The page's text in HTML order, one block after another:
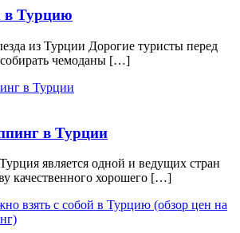
в Турцию
из Турции Дорогие туристы перед
чемоданы […]
в Турции
является одной и ведущих стран
качественного хорошего […]